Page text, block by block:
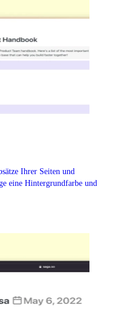
Ihrer Seiten und
eine Hintergrundfarbe und